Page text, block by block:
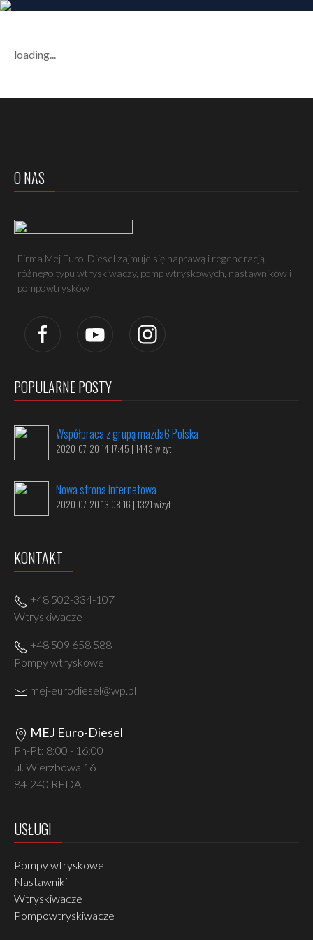
loading...
O NAS
Firma Mej Euro-Diesel zajmuje się naprawą i regeneracją
różnego typu wtryskiwaczy, pomp wtryskowych, nastawników i
pompowtrysków
POPULARNE POSTY
Współpraca z grupą mazda6 Polska
2020-07-20 14:17:45 | 1443 wizyt
Nowa strona internetowa
2020-07-20 13:08:16 | 1321 wizyt
KONTAKT
+48 502-334-107
Wtryskiwacze
+48 509 658 588
Pompy wtryskowe
mej-eurodiesel@wp.pl
MEJ Euro-Diesel
Pn-Pt: 8:00 - 16:00
ul. Wierzbowa 16
84-240 REDA
USŁUGI
Pompy wtryskowe
Nastawniki
Wtryskiwacze
Pompowtryskiwacze